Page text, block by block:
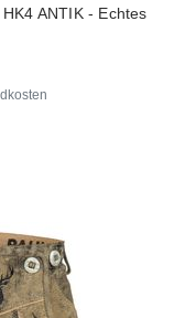
ANTIK - Echtes